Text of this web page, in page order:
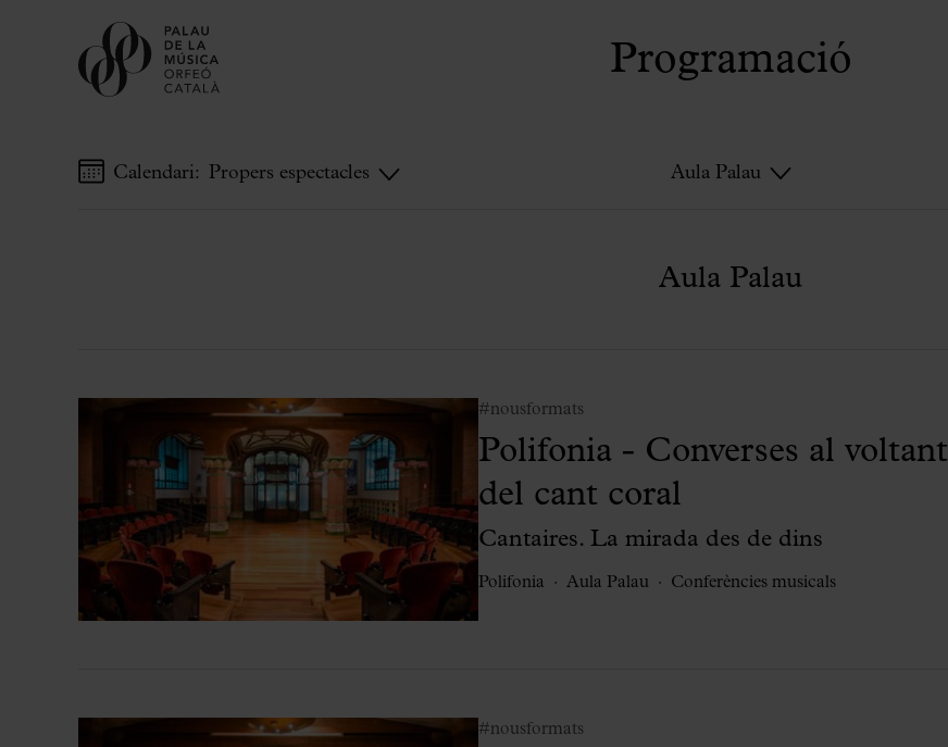
Temporada 2026-2027
Totes les temporades
Aula Palau
Descomptes i promocions
Programes de mà
Condicions i normativa
Programació
Calendari: Propers espectacles Aula Palau
Aula Palau
#nousformats
Polifonia - Converses al voltant
del cant coral
Cantaires. La mirada des de dins
Polifonia Aula Palau Conferències musicals
#nousformats